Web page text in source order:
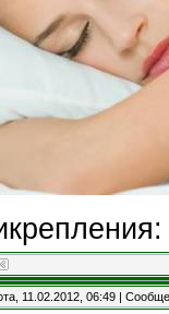
11.02.2012, 06:49 |